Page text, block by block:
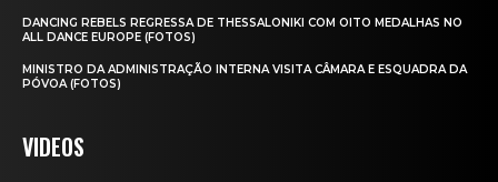
DANCING REBELS REGRESSA DE THESSALONIKI COM OITO MEDALHAS NO
ALL DANCE EUROPE (FOTOS)
MINISTRO DA ADMINISTRAÇÃO INTERNA VISITA CÂMARA E ESQUADRA DA
PÓVOA (FOTOS)
VIDEOS